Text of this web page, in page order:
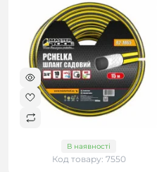
В наявності
Код товару: 7550